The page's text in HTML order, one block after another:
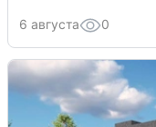
6 августа 0